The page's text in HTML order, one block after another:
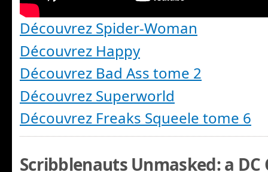
Découvrez Spider-Woman
Découvrez Happy
Découvrez Bad Ass tome 2
Découvrez Superworld
Découvrez Freaks Squeele tome 6
Scribblenauts Unmasked: a DC